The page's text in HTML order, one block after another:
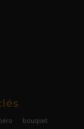
bouquet